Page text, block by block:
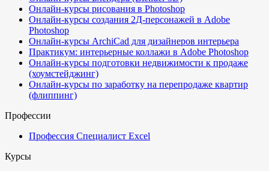
Онлайн-курсы рисования в Photoshop
Онлайн-курсы создания 2Д-персонажей в Adobe
Photoshop
Онлайн-курсы ArchiCad для дизайнеров интерьера
Практикум: интерьерные коллажи в Adobe Photoshop
Онлайн-курсы подготовки недвижимости к продаже
(хоумстейджинг)
Онлайн-курсы по заработку на перепродаже квартир
(флиппинг)
Профессии
Профессия Специалист Excel
Курсы